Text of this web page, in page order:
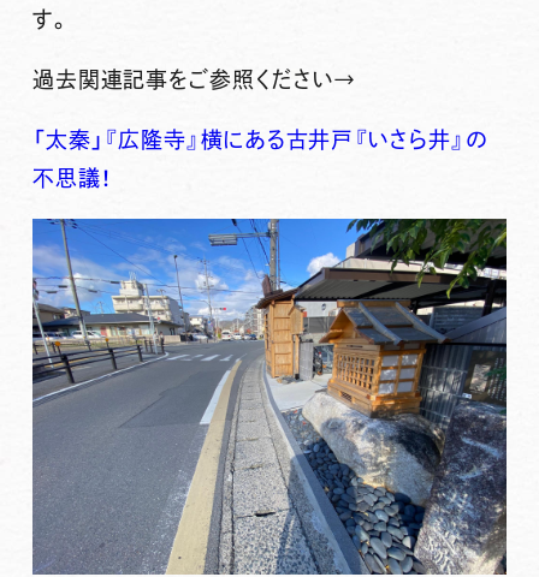
す。
過去関連記事をご参照ください→
「太秦」『広隆寺』横にある古井戸『いさら井』の
不思議！